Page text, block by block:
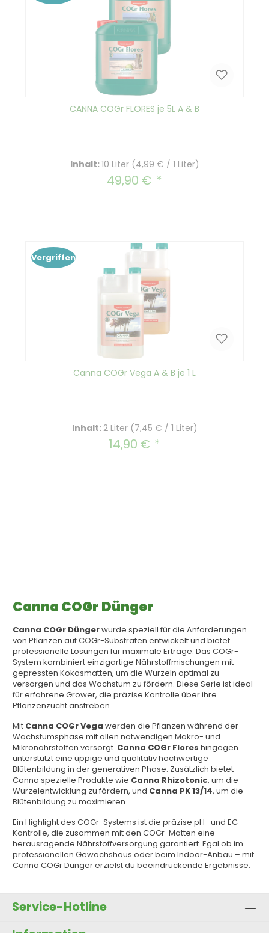
CANNA COGr FLORES je 5L A & B
Inhalt:10 Liter (4,99 € / 1 Liter)
Regulärer Preis:
49,90 €
Vergriffen
Canna COGr Vega A & B je 1 L
Inhalt: 2 Liter (7,45 € / 1 Liter)
Regulärer Preis:
14,90 €
Canna COGr Dünger
Canna COGr Düngerwurde speziell für die Anforderungen
von Pflanzen auf COGr-Substraten entwickelt und bietet
professionelle Lösungen für maximale Erträge. Das COGr-
System kombiniert einzigartige Nährstoffmischungen mit
gepressten Kokosmatten, um die Wurzeln optimal zu
versorgen und das Wachstum zu fördern. Diese Serie ist ideal
für erfahrene Grower, die präzise Kontrolle über ihre
Pflanzenzucht anstreben.
Mit Canna COGr Vega werden die Pflanzen während der
Wachstumsphase mit allen notwendigen Makro- und
Mikronährstoffen versorgt. Canna COGr Flores hingegen
unterstützt eine üppige und qualitativ hochwertige
Blütenbildung in der generativen Phase. Zusätzlich bietet
Canna spezielle Produkte wie Canna Rhizotonic, um die
Wurzelentwicklung zu fördern, und Canna PK 13/14, um die
Blütenbildung zu maximieren.
Ein Highlight des COGr-Systems ist die präzise pH- und EC-
Kontrolle, die zusammen mit den COGr-Matten eine
herausragende Nährstoffversorgung garantiert. Egal ob im
professionellen Gewächshaus oder beim Indoor-Anbau – mit
Canna COGr Dünger erzielst du beeindruckende Ergebnisse.
Service-Hotline